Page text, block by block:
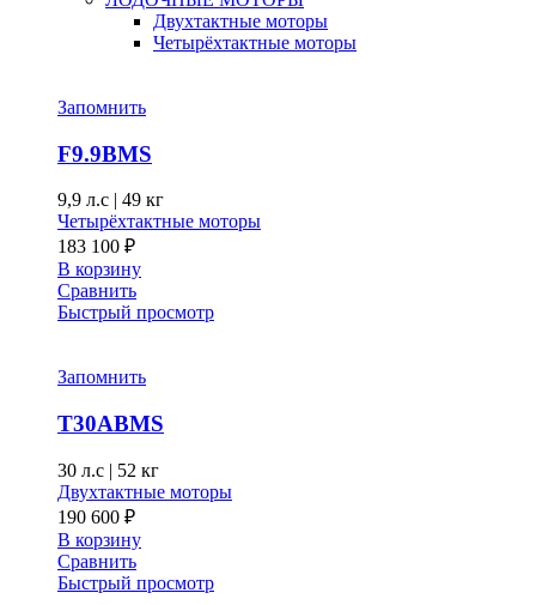
Двухтактные моторы
Четырёхтактные моторы
Запомнить
F9.9BMS
9,9 л.с | 49 кг
Четырёхтактные моторы
183 100 ₽
В корзину
Сравнить
Быстрый просмотр
Запомнить
T30ABMS
30 л.с | 52 кг
Двухтактные моторы
190 600 ₽
В корзину
Сравнить
Быстрый просмотр